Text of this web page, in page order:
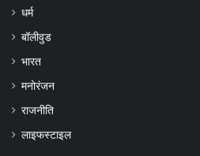
धर्म
बॉलीवुड
भारत
मनोरंजन
राजनीति
लाइफस्टाइल